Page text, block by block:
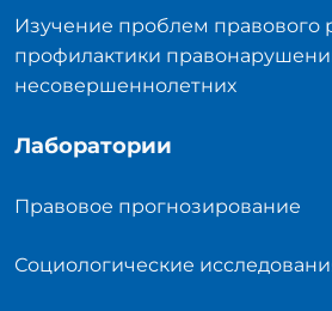
Изучение проблем правового
профилактики
несовершеннолетних
Лаборатории
Правовое прогнозирование
Социологические